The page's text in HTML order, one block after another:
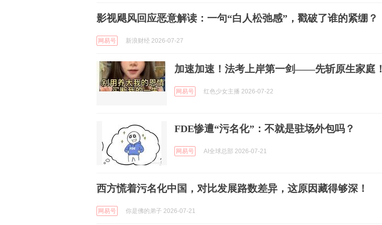
影视飓风回应恶意解读：一句“白人松弛感”，戳破了谁的紧绷？
网易号 新浪财经 2026-07-27
加速加速！法考上岸第一剑——先斩原生家庭！
网易号 红色少女主播 2026-07-22
FDE惨遭“污名化”：不就是驻场外包吗？
网易号 AI全球总部 2026-07-21
西方慌着污名化中国，对比发展路数差异，这原因藏得够深！
网易号 你是佛的弟子 2026-07-21